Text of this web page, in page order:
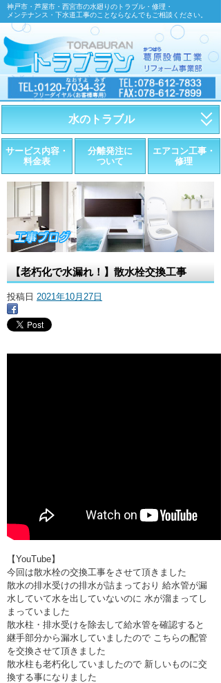
神戸市・芦屋市・西宮市の水廻りのトラブル・修理・
メンテナンス・下水道工事のことならなんでもご相談ください。
水のトラブル
・トイレが詰まったら
・トイレが漏れたら
・水道管が漏れたら
・排水が詰まったら
・水栓金具の取替え
・ここに水栓がほしい
サービス内容・
料金表
分離発注に
ついて
エアコン工事・
修理
【老朽化で水漏れ！】散水栓交換工事
投稿日 2021年10月27日
【YouTube】
今回は散水栓の交換工事をさせて頂きました
散水の排水受けの排水が詰まっており 給水管が漏
水していて水を出していないのに 水が溜まってし
まっていました
散水柱・排水受けを除去して給水管を確認すると
継手部分から漏水していましたので こちらの配管
を交換させて頂きました
散水柱も老朽化していましたので 新しいものに交
換する事になりました